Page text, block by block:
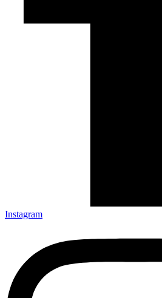
Instagram